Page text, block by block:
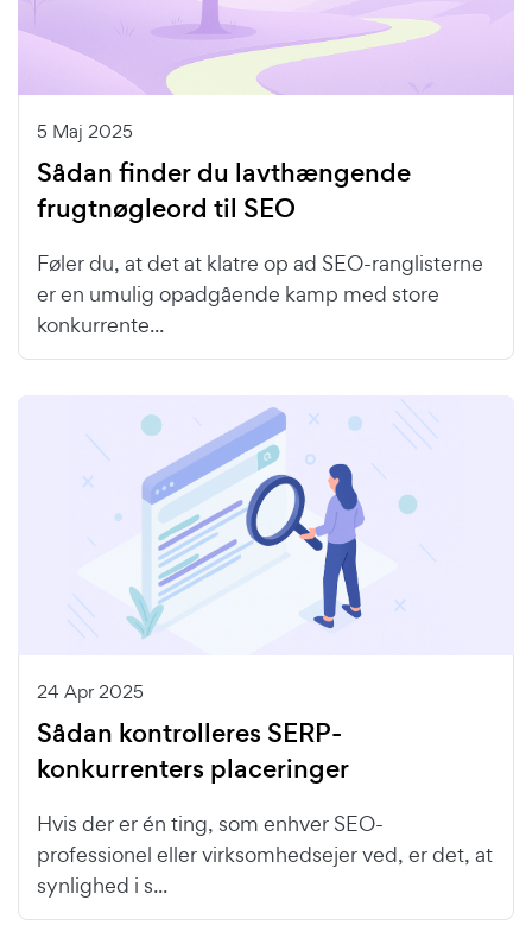
5 Maj 2025
Sådan finder du lavthængende
frugtnøgleord til SEO
Føler du, at det at klatre op ad SEO-ranglisterne
er en umulig opadgående kamp med store
konkurrente...
24 Apr 2025
Sådan kontrolleres SERP-
konkurrenters placeringer
Hvis der er én ting, som enhver SEO-
professionel eller virksomhedsejer ved, er det, at
synlighed i s...